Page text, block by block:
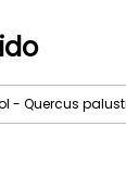
- Quercus